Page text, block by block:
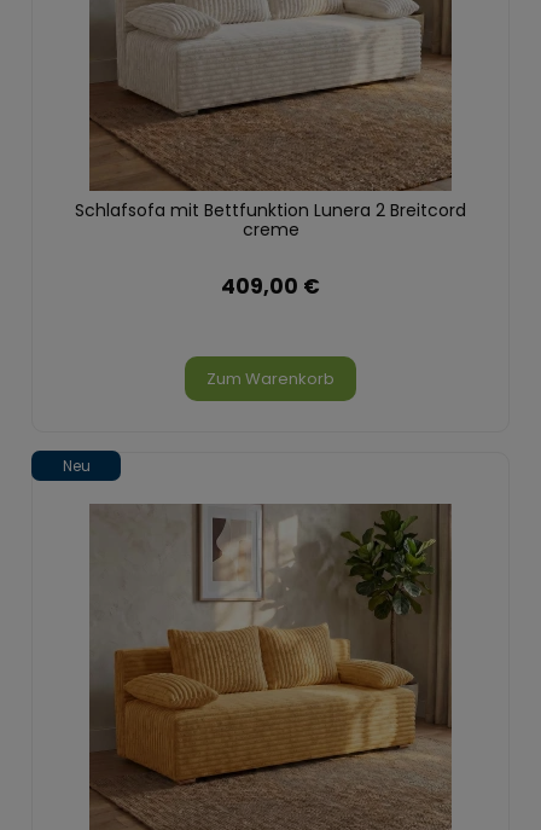
Schlafsofa mit Bettfunktion Lunera 2 Breitcord
creme
409,00 €
Zum Warenkorb
Neu